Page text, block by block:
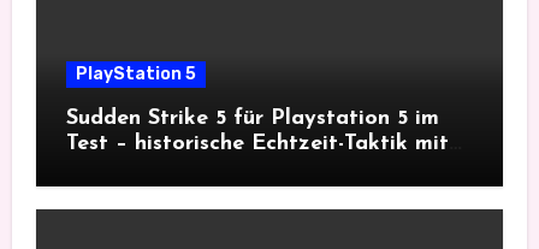
PlayStation 5
Sudden Strike 5 für Playstation 5 im
Test – historische Echtzeit-Taktik mit